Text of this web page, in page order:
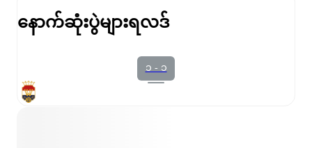
နောက်ဆုံးပွဲများရလဒ်
၁ - ၁